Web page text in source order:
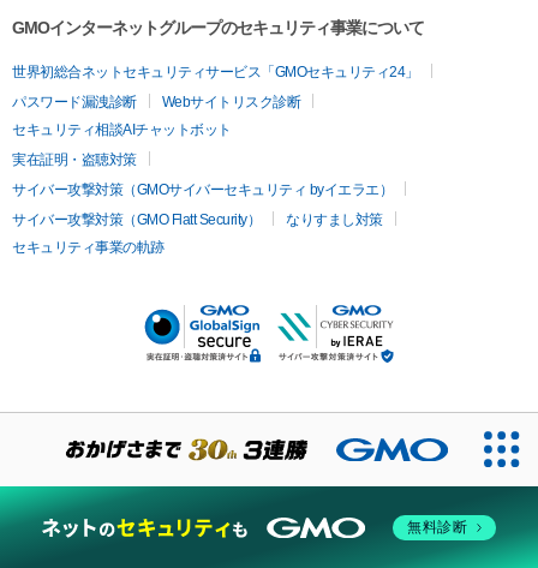
GMOインターネットグループのセキュリティ事業について
世界初総合ネットセキュリティサービス「GMOセキュリティ24」
パスワード漏洩診断
Webサイトリスク診断
セキュリティ相談AIチャットボット
実在証明・盗聴対策
サイバー攻撃対策（GMOサイバーセキュリティ byイエラエ）
サイバー攻撃対策（GMO Flatt Security）
なりすまし対策
セキュリティ事業の軌跡
無料診断